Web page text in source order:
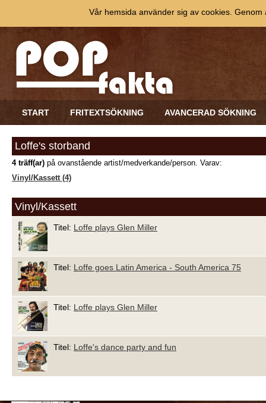
START FRITEXTSÖKNING AVANCERAD SÖKNING
Loffe's storband
4 träff(ar) på ovanstående artist/medverkande/person. Varav:
Vinyl/Kassett (4)
Vinyl/Kassett
Titel: Loffe plays Glen Miller
Titel: Loffe goes Latin America - South America 75
Titel: Loffe plays Glen Miller
Titel: Loffe's dance party and fun
Vår hemsida använder sig av cookies.